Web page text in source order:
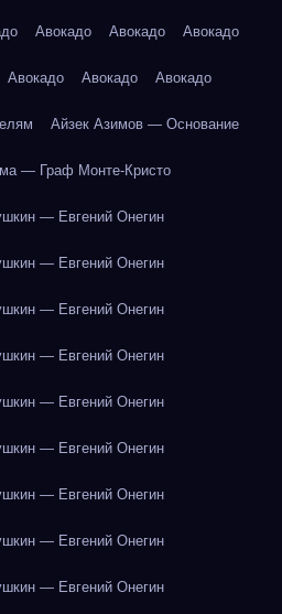
Авокадо Авокадо Авокадо
Авокадо Авокадо Авокадо
Айзек Азимов — Основание
— Граф Монте-Кристо
— Евгений Онегин
— Евгений Онегин
— Евгений Онегин
— Евгений Онегин
— Евгений Онегин
— Евгений Онегин
— Евгений Онегин
— Евгений Онегин
— Евгений Онегин